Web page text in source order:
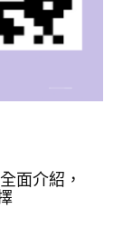
面介紹，